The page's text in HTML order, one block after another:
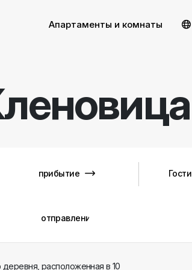
Апартаменты и комнаты
Гости
расположенная в 10